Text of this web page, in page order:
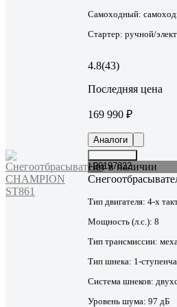
Самоходный:
Стартер: ручной/
4.8(43)
Последняя цена
169 990 ₽
Аналоги
20197822
Нет в наличии
Тип двигателя: 4-х
Мощность (л.с.): 8
Тип трансмиссии:
Тип шнека: 1-
Система шнеков:
Уровень шума: 97 дБ